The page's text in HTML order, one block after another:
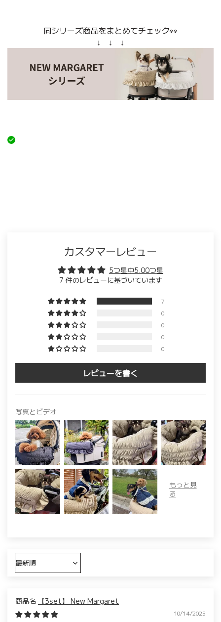
同シリーズ商品をまとめてチェック👀
↓ ↓ ↓
カスタマーレビュー
5つ星中5.00つ星
7 件のレビューに基づいています
7
0
0
0
0
レビューを書く
写真とビデオ
Sort by
【3set】 New Margaret
10/14/2025